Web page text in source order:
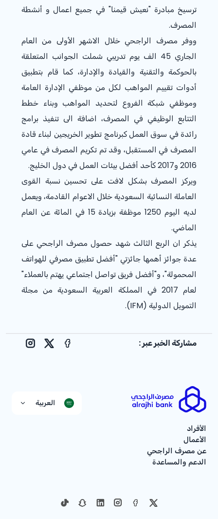
ترسيخ مبادرة "نعيش قيمنا" في جميع اعمال و أنشطة
المصرف.
ووفر مصرف الراجحي خلال الاشهر الأولى من العام
الجاري 45 الف يوم تدريبي شملت الجوانب المتعلقة
بالحوكمة والتقنية والقيادة والإدارة، كما قام بتطبيق
أدوات تقييم المواهب لكل من موظفي الإدارة العامة
وموظفي شبكة الفروع لتحديد المواهب وبناء خطط
التتابع الوظيفي في المصرف، اضافة الى تنفيذ برامج
رائدة في سوق العمل كبرنامج تطوير الخريجين لبناء قادة
المصرف في المستقبل، وقد تم تكريم المصرف في عامي
2016 و2017 كأحد أفضل بيئات العمل في دول الخليج.
ويركز المصرف بشكل لافت على تحسين نسبة القوى
العاملة النسائية السعودية خلال الاعوام القادمة، ويعمل
لديه اليوم 1250 موظفة بزيادة 15 في المائة عن العام
الماضي.
يذكر ان الربع الثالث شهد حصول مصرف الراجحي على
عدة جوائز أهمها جائزتي "أفضل تطبيق مصرفي للهواتف
المحمولة"، و"أفضل فريق تواصل اجتماعي يهتم بالعملاء"
لعام 2017 في المملكة العربية السعودية من مجلة
التمويل الدولية (IFM).
مشاركة الخبر عبر : Facebook
X
العربية
الأفراد
الأعمال
عن مصرف الراجحي
الدعم والمساعدة